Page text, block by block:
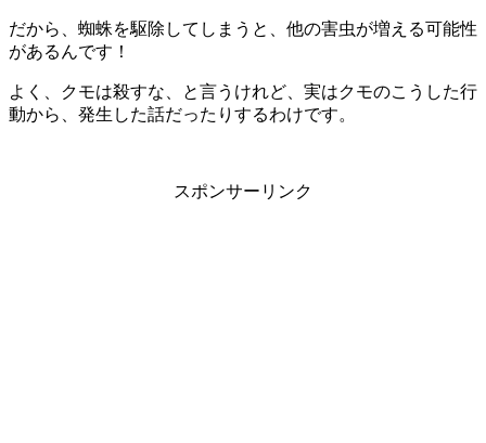
だから、蜘蛛を駆除してしまうと、他の害虫が増える可能性
があるんです！
よく、クモは殺すな、と言うけれど、実はクモのこうした行
動から、発生した話だったりするわけです。
スポンサーリンク